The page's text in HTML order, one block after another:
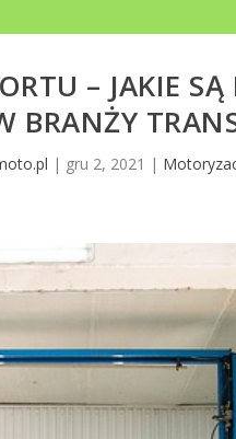
– JAKIE
BRANŻY
| gru 2, 2021 |